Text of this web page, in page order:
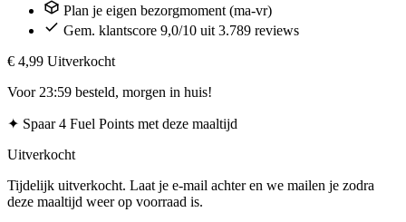
Plan je eigen bezorgmoment (ma-vr)
Gem. klantscore 9,0/10 uit 3.789 reviews
€ 4,99 Uitverkocht
Voor 23:59 besteld, morgen in huis!
✦ Spaar 4 Fuel Points met deze maaltijd
Uitverkocht
Tijdelijk uitverkocht. Laat je e-mail achter en we mailen je zodra
deze maaltijd weer op voorraad is.